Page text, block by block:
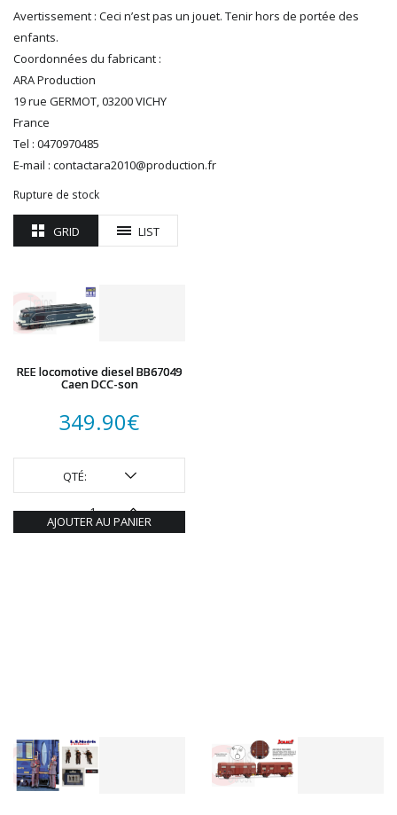
TRIX
VIESSMANN
WIKING
WOODLAND SCENICS
XURON
Avertissement : Ceci n’est pas un jouet. Tenir hors de portée des
enfants.
Coordonnées du fabricant :
ARA Production
19 rue GERMOT, 03200 VICHY
France
Tel : 0470970485
E-mail : contactara2010@production.fr
Rupture de stock
GRID LIST
REE locomotive diesel BB67049
Caen DCC-son
349.90€
QTÉ:
AJOUTER AU PANIER